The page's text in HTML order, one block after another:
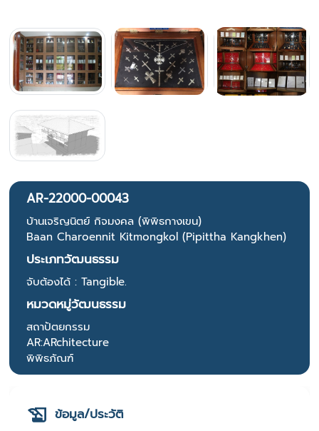
AR-22000-00043
บ้านเจริญนิตย์ กิจมงคล (พิพิธกางเขน)
Baan Charoennit Kitmongkol (Pipittha Kangkhen)
ประเภทวัฒนธรรม
จับต้องได้ : Tangible.
หมวดหมู่วัฒนธรรม
สถาปัตยกรรม
AR:ARchitecture
พิพิธภัณฑ์
ข้อมูล/ประวัติ